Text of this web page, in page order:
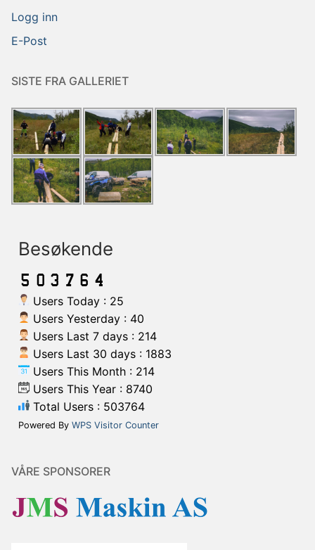
Logg inn
E-Post
SISTE FRA GALLERIET
Besøkende
Users Today : 25
Users Yesterday : 40
Users Last 7 days : 214
Users Last 30 days : 1883
Users This Month : 214
Users This Year : 8740
Total Users : 503764
Powered By WPS Visitor Counter
VÅRE SPONSORER